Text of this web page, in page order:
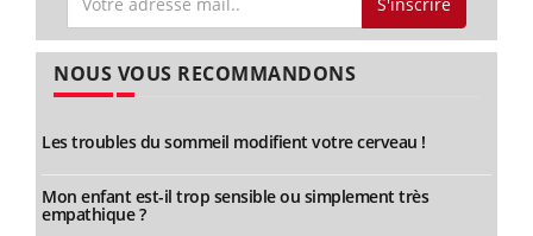
NOUS VOUS RECOMMANDONS
Les troubles du sommeil modifient votre cerveau !
Mon enfant est-il trop sensible ou simplement très
empathique ?